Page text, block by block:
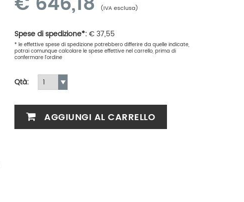
(IVA esclusa)
Spese di spedizione*:€37,55
* le effettive spese di spedizione potrebbero differire da quelle indicate,
potrai comunque calcolare le spese effettive nel carrello, prima di
confermare l'ordine
Qtà:
AGGIUNGI AL CARRELLO